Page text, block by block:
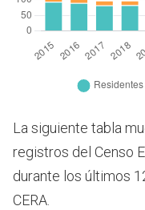
La siguiente tabla
registros del Censo
durante los últimos
CERA.